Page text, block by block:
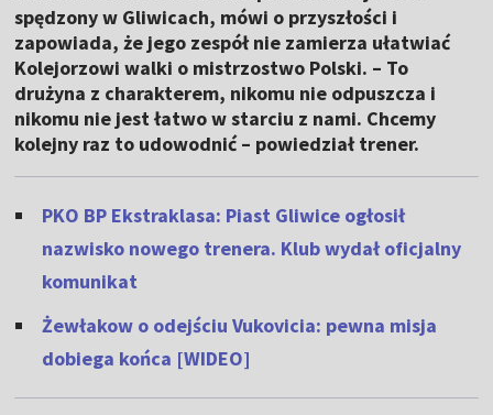
spędzony w Gliwicach, mówi o przyszłości i
zapowiada, że jego zespół nie zamierza ułatwiać
Kolejorzowi walki o mistrzostwo Polski. – To
drużyna z charakterem, nikomu nie odpuszcza i
nikomu nie jest łatwo w starciu z nami. Chcemy
kolejny raz to udowodnić – powiedział trener.
PKO BP Ekstraklasa: Piast Gliwice ogłosił
nazwisko nowego trenera. Klub wydał oficjalny
komunikat
Żewłakow o odejściu Vukovicia: pewna misja
dobiega końca [WIDEO]